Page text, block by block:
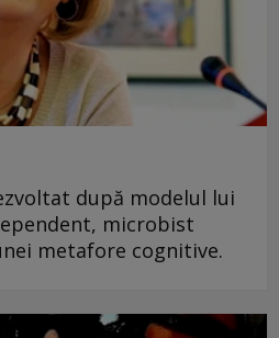
după modelul lui
microbist
metafore cognitive.